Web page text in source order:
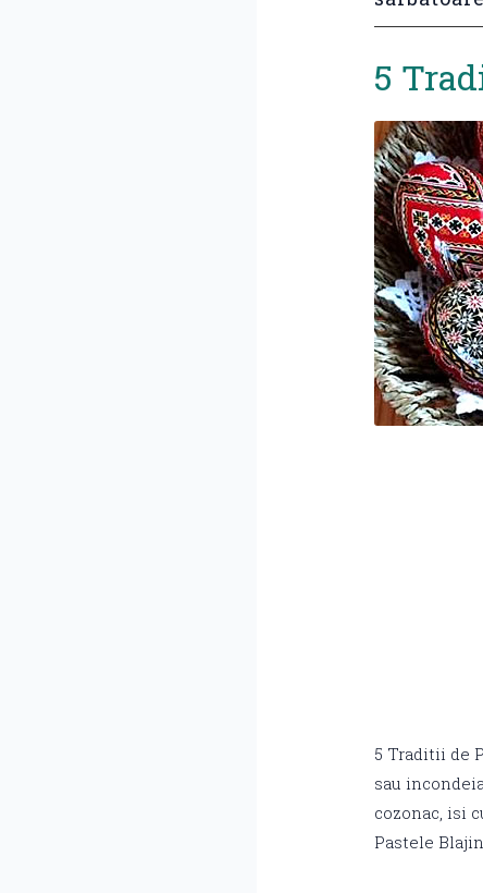
5
5 Traditii de
sau
cozonac, isi
Pastele